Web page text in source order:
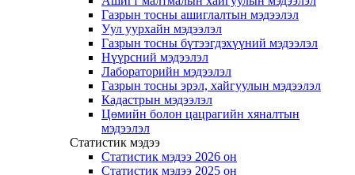
Газрын тосны ашиглалтын мэдээлэл
Уул уурхайн мэдээлэл
Газрын тосны бүтээгдэхүүний мэдээлэл
Нүүрсний мэдээлэл
Лабораторийн мэдээлэл
Газрын тосны эрэл, хайгуулын мэдээлэл
Кадастрын мэдээлэл
Цөмийн болон цацрагийн хяналтын
мэдээлэл
Статистик мэдээ
Статистик мэдээ 2026 он
Статистик мэдээ 2025 он